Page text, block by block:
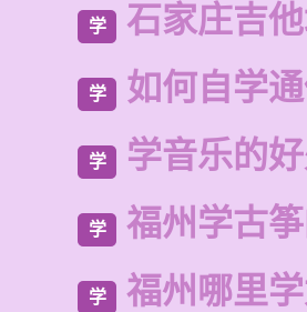
学 石家庄吉
学 如何自学
学 学音乐的
学 福州学古
学 福州哪里